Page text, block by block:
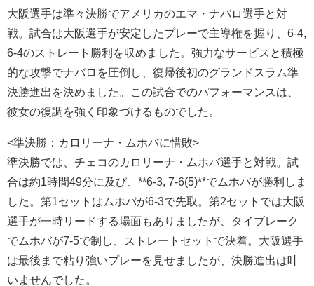
大阪選手は準々決勝でアメリカのエマ・ナバロ選手と対
戦。試合は大阪選手が安定したプレーで主導権を握り、6-4,
6-4のストレート勝利を収めました。強力なサービスと積極
的な攻撃でナバロを圧倒し、復帰後初のグランドスラム準
決勝進出を決めました。この試合でのパフォーマンスは、
彼女の復調を強く印象づけるものでした。
<準決勝：カロリーナ・ムホバに惜敗>
準決勝では、チェコのカロリーナ・ムホバ選手と対戦。試
合は約1時間49分に及び、**6-3, 7-6(5)**でムホバが勝利しま
した。第1セットはムホバが6-3で先取。第2セットでは大阪
選手が一時リードする場面もありましたが、タイブレーク
でムホバが7-5で制し、ストレートセットで決着。大阪選手
は最後まで粘り強いプレーを見せましたが、決勝進出は叶
いませんでした。